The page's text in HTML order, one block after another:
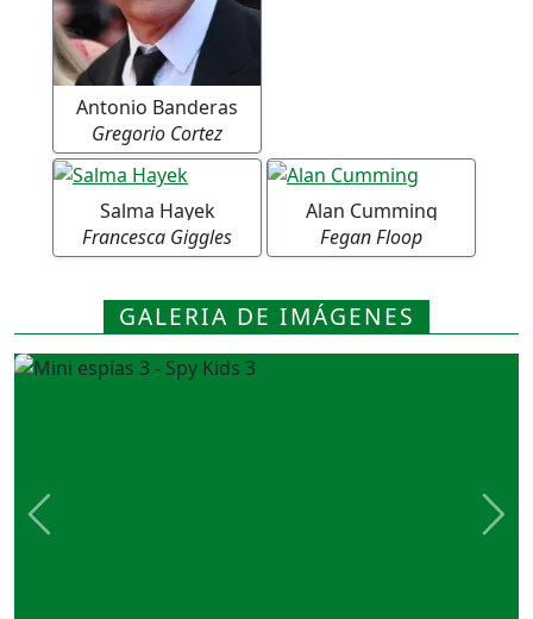
Antonio Banderas
Gregorio Cortez
Salma Hayek
Francesca Giggles
Alan Cumming
Fegan Floop
GALERIA DE IMÁGENES
Previous Next